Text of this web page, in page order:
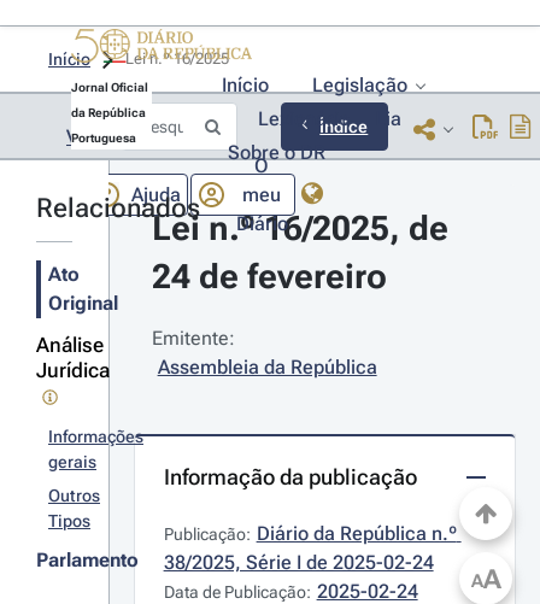
Jornal Oficial
da República
Portuguesa
Início
Legislação
Lexionário
Lia
Sobre o DR
Ajuda
O
meu
Diário
Início Lei n.º 16/2025
Voltar Índice
Relacionados
Ato
Original
Análise
Jurídica
Informações
gerais
Outros
Tipos
Parlamento
Lei n.º 16/2025, de
24 de fevereiro
Emitente:
Assembleia da República
Informação da publicação
Publicação: Diário da República n.º
38/2025, Série I de 2025-02-24
Data de Publicação: 2025-02-24 AA